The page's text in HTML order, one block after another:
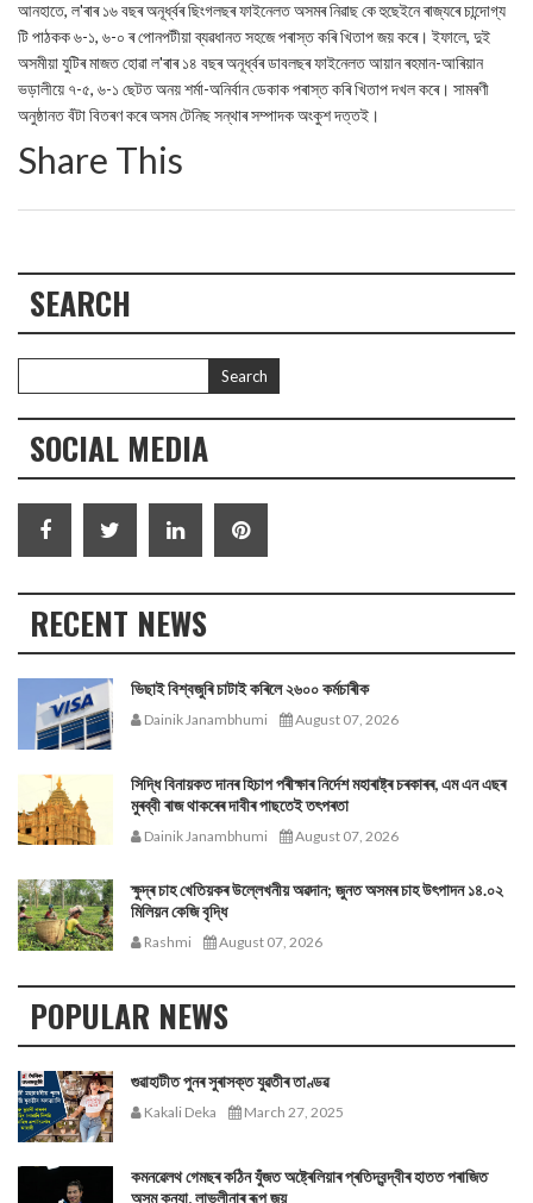
আনহাতে, ল'ৰাৰ ১৬ বছৰ অনূর্ধ্বৰ ছিংগলছৰ ফাইনেলত অসমৰ নিৱাছ কে হুছেইনে ৰাজ্যৰে চান্দোগ্য
টি পাঠকক ৬-১, ৬-০ ৰ পোনপটীয়া ব্যৱধানত সহজে পৰাস্ত কৰি খিতাপ জয় কৰে। ইফালে, দুই
অসমীয়া যুটিৰ মাজত হোৱা ল'ৰাৰ ১৪ বছৰ অনূর্ধ্বৰ ডাবলছৰ ফাইনেলত আয়ান ৰহমান-আৰিয়ান
ভড়ালীয়ে ৭-৫, ৬-১ ছেটত অনয় শর্মা-অনির্বান ডেকাক পৰাস্ত কৰি খিতাপ দখল কৰে। সামৰণী
অনুষ্ঠানত বঁটা বিতৰণ কৰে অসম টেনিছ সন্থাৰ সম্পাদক অংকুশ দত্তই।
Share This
SEARCH
SOCIAL MEDIA
RECENT NEWS
ভিছাই বিশ্বজুৰি চাটাই কৰিলে ২৬০০ কৰ্মচাৰীক
Dainik Janambhumi August 07, 2026
সিদ্ধি বিনায়কত দানৰ হিচাপ পৰীক্ষাৰ নিৰ্দেশ মহাৰাষ্ট্ৰ চৰকাৰৰ, এম এন এছৰ
মুৰব্বী ৰাজ থাকৰেৰ দাবীৰ পাছতেই তৎপৰতা
Dainik Janambhumi August 07, 2026
ক্ষুদ্ৰ চাহ খেতিয়কৰ উল্লেখনীয় অৱদান; জুনত অসমৰ চাহ উৎপাদন ১৪.০২
মিলিয়ন কেজি বৃদ্ধি
Rashmi August 07, 2026
POPULAR NEWS
গুৱাহাটীত পুনৰ সুৰাসক্ত যুৱতীৰ তাণ্ডৱ
Kakali Deka March 27, 2025
কমনৱেলথ গেমছৰ কঠিন যুঁজত অষ্ট্ৰেলিয়াৰ প্ৰতিদ্বন্দ্বীৰ হাতত পৰাজিত
অসম কন্যা, লাভলীনাৰ ৰূপ জয়